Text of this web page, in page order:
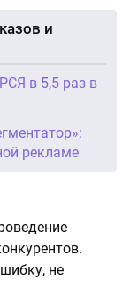
и
в 5,5 раз в
рекламе
не